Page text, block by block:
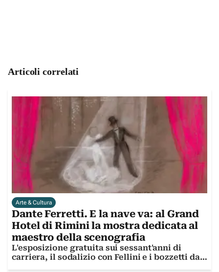
Articoli correlati
Arte & Cultura
Dante Ferretti. E la nave va: al Grand
Hotel di Rimini la mostra dedicata al
maestro della scenografia
L'esposizione gratuita sui sessant'anni di
carriera, il sodalizio con Fellini e i bozzetti da